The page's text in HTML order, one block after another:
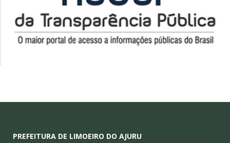
PREFEITURA DE LIMOEIRO DO AJURU